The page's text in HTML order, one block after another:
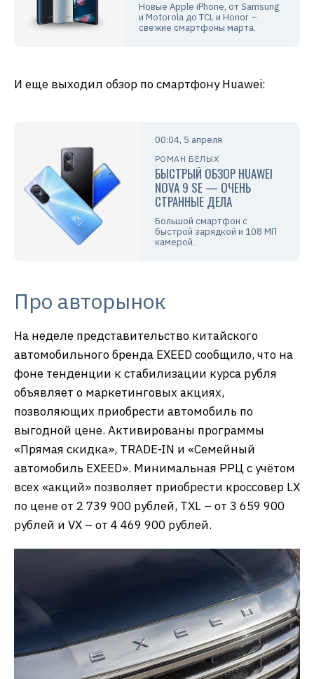
Новые Apple iPhone, от Samsung
и Motorola до TCL и Honor –
свежие смартфоны марта.
И еще выходил обзор по смартфону Huawei:
00:04, 5 апреля
РОМАН БЕЛЫХ
БЫСТРЫЙ ОБЗОР HUAWEI
NOVA 9 SE — ОЧЕНЬ
СТРАННЫЕ ДЕЛА
Большой смартфон с
быстрой зарядкой и 108 МП
камерой.
Про авторынок
На неделе представительство китайского
автомобильного бренда EXEED сообщило, что на
фоне тенденции к стабилизации курса рубля
объявляет о маркетинговых акциях,
позволяющих приобрести автомобиль по
выгодной цене. Активированы программы
«Прямая скидка», TRADE-IN и «Семейный
автомобиль EXEED». Минимальная РРЦ с учётом
всех «акций» позволяет приобрести кроссовер LX
по цене от 2 739 900 рублей, TXL – от 3 659 900
рублей и VX – от 4 469 900 рублей.